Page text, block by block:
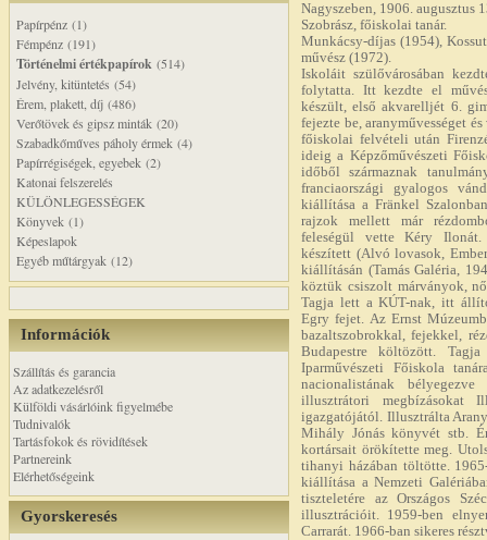
Papírpénz (1)
Fémpénz (191)
Történelmi értékpapírok (514)
Jelvény, kitüntetés (54)
Érem, plakett, díj (486)
Verőtövek és gipsz minták (20)
Szabadkőműves páholy érmek (4)
Papírrégiségek, egyebek (2)
Katonai felszerelés
KÜLÖNLEGESSÉGEK
Könyvek (1)
Képeslapok
Egyéb műtárgyak (12)
Információk
Szállítás és garancia
Az adatkezelésről
Külföldi vásárlóink figyelmébe
Tudnivalók
Tartásfokok és rövidítések
Partnereink
Elérhetőségeink
Gyorskeresés
Nagyszeben, 1906. augusztus
Szobrász, főiskolai tanár.
Munkácsy-díjas (1954),
művész (1972).
Iskoláit szülővárosában
folytatta. Itt kezdte el
készült, első akvarelljét 6.
fejezte be, aranyművességet
főiskolai felvételi után
ideig a Képzőművészeti
időből származnak
franciaországi gyalogos
kiállítása a Fränkel
rajzok mellett már
feleségül vette Kéry Ilonát.
készített (Alvó lovasok,
kiállításán (Tamás Galéria,
köztük csiszolt márványok,
Tagja lett a KÚT-nak, itt
Egry fejet. Az Ernst
bazaltszobrokkal, fejekkel,
Budapestre költözött.
Iparművészeti Főiskola
nacionalistának
illusztrátori megbízásokat
igazgatójától. Illusztrálta
Mihály Jónás könyvét stb.
kortársait örökítette meg.
tihanyi házában töltötte.
kiállítása a Nemzeti
tiszteletére az Országos
illusztrációit. 1959-ben
Carrarát. 1966-ban sikeres